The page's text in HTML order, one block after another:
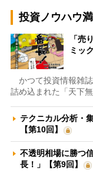
投資ノウハウ
「売
ミッ
かつて投資情報雑
詰め込まれた「天下
テクニカル分析・
【第10回】
不透明相場に勝つ
長！」【第9回】